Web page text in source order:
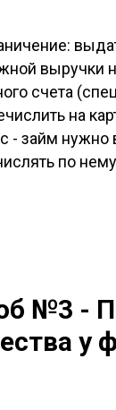
выручки
счета
на
- займ нужно
по
№3 -
у